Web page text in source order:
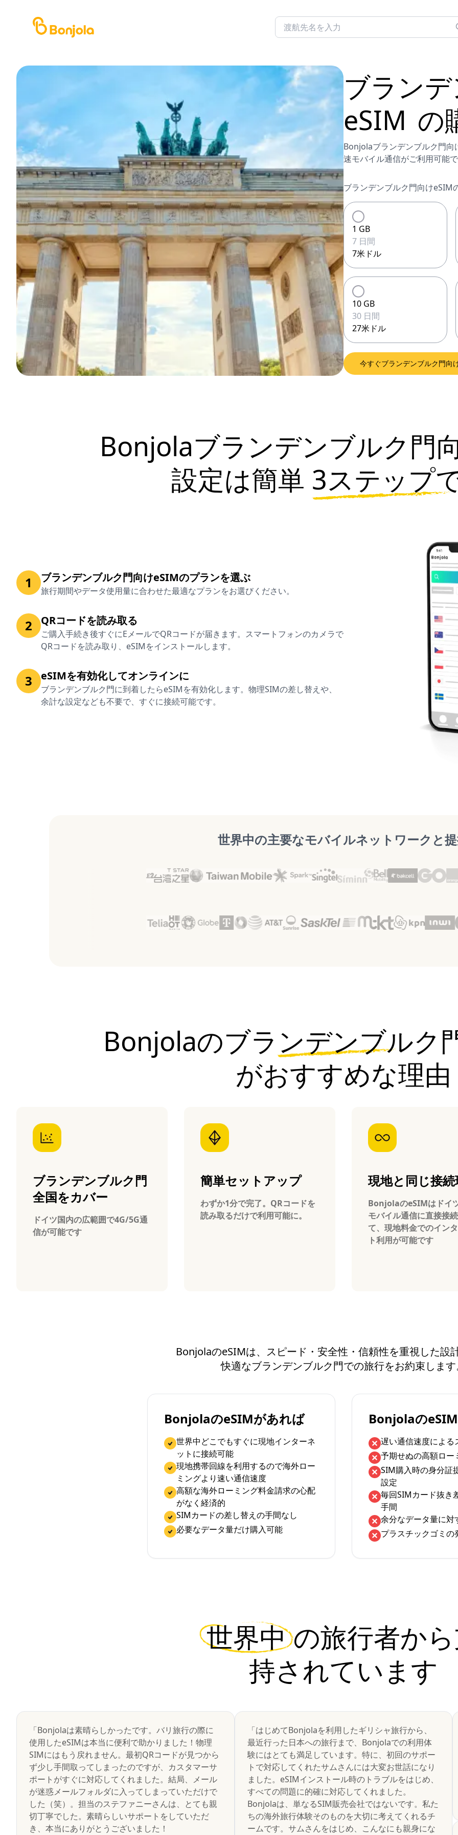
ブラン
eSIM の
Bonjolaブランデンブルク門
速モバイル通信がご利用可能
ブランデンブルク門向けeSIM
1 GB
7 日間
7米ドル
10 GB
30 日間
27米ドル
今すぐブランデンブルク門向
Bonjolaブランデンブルク門
設定は簡単 3ステップ
1 ブランデンブルク門向けeSIMのプランを選ぶ
旅行期間やデータ使用量に合わせた最適なプランをお選びください。
2 QRコードを読み取る
ご購入手続き後すぐにEメールでQRコードが届きます。スマートフォンのカメラで
QRコードを読み取り、eSIMをインストールします。
3 eSIMを有効化してオンラインに
ブランデンブルク門に到着したらeSIMを有効化します。物理SIMの差し替えや、
余計な設定なども不要で、すぐに接続可能です。
世界中の主要なモバイルネットワークと
Bonjolaのブランデンブルク
がおすすめな理由
ブランデンブルク門
全国をカバー
ドイツ国内の広範囲で4G/5G通
信が可能です
簡単セットアップ
わずか1分で完了。QRコードを
読み取るだけで利用可能に。
現地と同じ接
BonjolaのeSIMはドイ
モバイル通信に直接接
て、現地料金でのイン
ト利用が可能です
BonjolaのeSIMは、スピード・安全性・信頼性を重視した設
快適なブランデンブルク門での旅行をお約束しま
BonjolaのeSIMがあれば
世界中どこでもすぐに現地インターネ
ットに接続可能
現地携帯回線を利用するので海外ロー
ミングより速い通信速度
高額な海外ローミング料金請求の心配
がなく経済的
SIMカードの差し替えの手間なし
必要なデータ量だけ購入可能
Bonjolaの
遅い通信速度による
予期せぬの高額ロー
SIM購入時の身分証
設定
毎回SIMカード抜き
手間
余分なデータ量に対
プラスチックゴミの
世界中の旅行者か
持されています
「Bonjolaは素晴らしかったです。バリ旅行の際に
使用したeSIMは本当に便利で助かりました！物理
SIMにはもう戻れません。最初QRコードが見つから
ず少し手間取ってしまったのですが、カスタマーサ
ポートがすぐに対応してくれました。結局、メール
が迷惑メールフォルダに入ってしまっていただけで
した（笑）。担当のステファニーさんは、とても親
切丁寧でした。素晴らしいサポートをしていただ
き、本当にありがとうございました！
「はじめてBonjolaを利用したギリシャ旅行から、
最近行った日本への旅行まで、Bonjolaでの利用体
験にはとても満足しています。特に、初回のサポー
トで対応してくれたサムさんには大変お世話になり
ました。eSIMインストール時のトラブルをはじめ、
すべての問題に的確に対応してくれました。
Bonjolaは、単なるSIM販売会社ではないです。私た
ちの海外旅行体験そのものを大切に考えてくれるチ
ームです。サムさんをはじめ、こんなにも親身にな